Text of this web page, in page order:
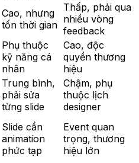
Cao, nhưng
tốn thời gian
Thấp, phải qua
nhiều vòng
feedback
Phụ thuộc
kỹ năng cá
nhân
Cao, độc
quyền thương
hiệu
Trung bình,
phải sửa
từng slide
Chậm, phụ
thuộc lịch
designer
Slide cần
animation
phức tạp
Event quan
trọng, thương
hiệu lớn